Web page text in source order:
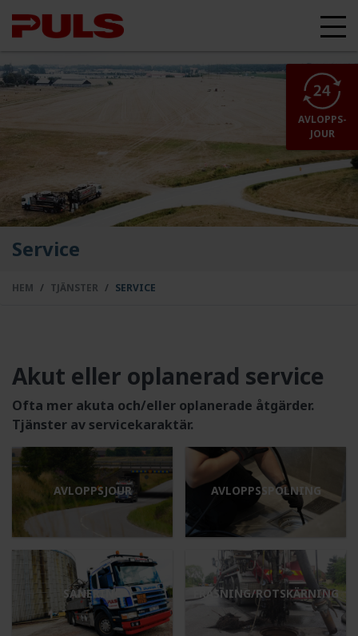
Service
HEM TJÄNSTER SERVICE
Akut eller oplanerad service
Ofta mer akuta och/eller oplanerade åtgärder.
Tjänster av servicekaraktär.
AVLOPPSJOUR AVLOPPSSPOLNING
SANERING FRÄSNING/ROTSKÄRNING
AVLOPPS-
JOUR